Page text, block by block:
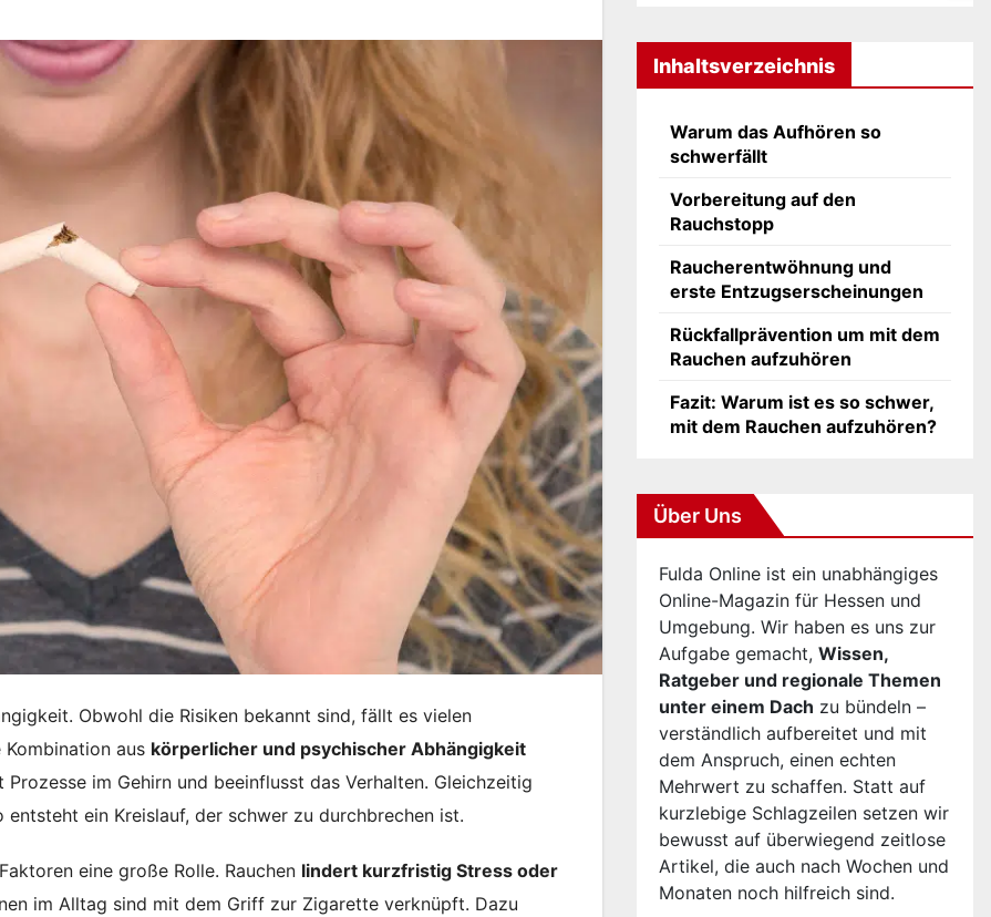
Obwohl die Risiken bekannt sind, fällt es vielen
aus körperlicher und psychischer Abhängigkeit
im Gehirn und beeinflusst das Verhalten. Gleichzeitig
ein Kreislauf, der schwer zu durchbrechen ist.
eine große Rolle. Rauchen lindert kurzfristig Stress oder
im Alltag sind mit dem Griff zur Zigarette verknüpft. Dazu
Inhaltsverzeichnis
Warum das Aufhören so
schwerfällt
Vorbereitung auf den
Rauchstopp
Raucherentwöhnung und
erste Entzugserscheinungen
Rückfallprävention um mit dem
Rauchen aufzuhören
Fazit: Warum ist es so schwer,
mit dem Rauchen aufzuhören?
Über Uns
Fulda Online ist ein unabhängiges
Online-Magazin für Hessen und
Umgebung. Wir haben es uns zur
Aufgabe gemacht, Wissen,
Ratgeber und regionale Themen
unter einem Dach zu bündeln –
verständlich aufbereitet und mit
dem Anspruch, einen echten
Mehrwert zu schaffen. Statt auf
kurzlebige Schlagzeilen setzen wir
bewusst auf überwiegend zeitlose
Artikel, die auch nach Wochen und
Monaten noch hilfreich sind.